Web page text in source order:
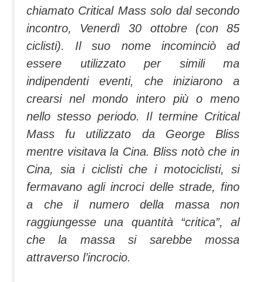
chiamato Critical Mass solo dal secondo
incontro, Venerdì 30 ottobre (con 85
ciclisti). Il suo nome incominciò ad
essere utilizzato per simili ma
indipendenti eventi, che iniziarono a
crearsi nel mondo intero più o meno
nello stesso periodo. Il termine Critical
Mass fu utilizzato da George Bliss
mentre visitava la Cina. Bliss notò che in
Cina, sia i ciclisti che i motociclisti, si
fermavano agli incroci delle strade, fino
a che il numero della massa non
raggiungesse una quantità “critica”, al
che la massa si sarebbe mossa
attraverso l’incrocio.